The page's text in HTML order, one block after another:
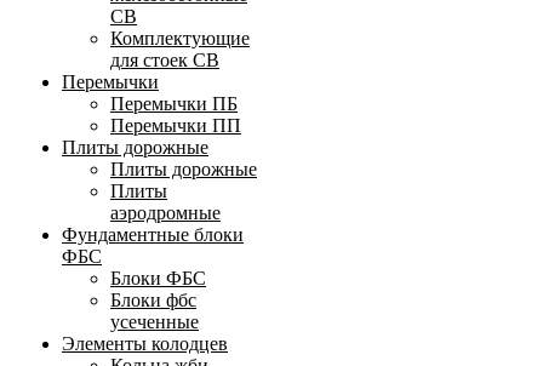
СВ
Комплектующие
для стоек СВ
Перемычки
Перемычки ПБ
Перемычки ПП
Плиты дорожные
Плиты дорожные
Плиты
аэродромные
Фундаментные блоки
ФБС
Блоки ФБС
Блоки фбс
усеченные
Элементы колодцев